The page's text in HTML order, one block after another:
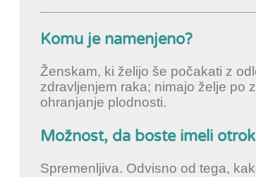
Komu je namenjeno?
Ženskam, ki želijo še počakati z
zdravljenjem raka; nimajo želje po
ohranjanje plodnosti.
Možnost, da boste imeli
Spremenljiva. Odvisno od tega,